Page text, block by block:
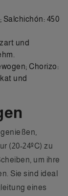
Salchichón: 450
und
Chorizo:
und
(20-24ºC) zu
um ihre
Sie sind ideal
eines